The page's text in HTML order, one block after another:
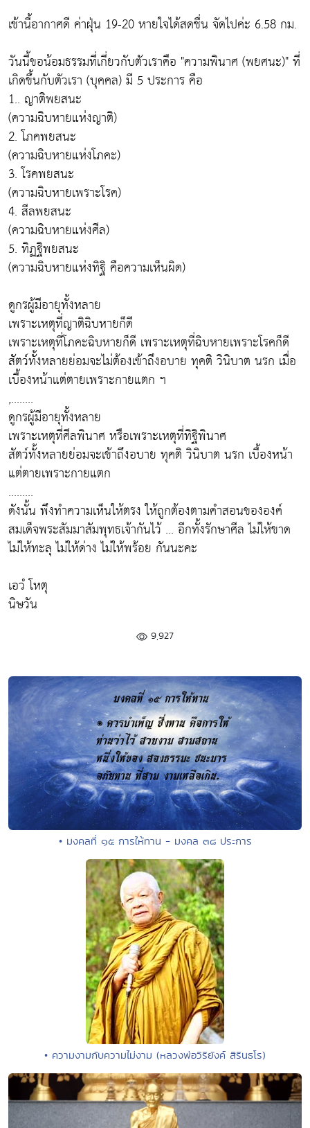
เช้านี้อากาศดี ค่าฝุ่น 19-20 หายใจได้สดชื่น จัดไปค่ะ 6.58 กม.
วันนี้ขอน้อมธรรมที่เกี่ยวกับตัวเราคือ "ความพินาศ (พยศนะ)" ที่
เกิดขึ้นกับตัวเรา (บุคคล) มี 5 ประการ คือ
1.. ญาติพยสนะ
(ความฉิบหายแห่งญาติ)
2. โภคพยสนะ
(ความฉิบหายแห่งโภคะ)
3. โรคพยสนะ
(ความฉิบหายเพราะโรค)
4. สีลพยสนะ
(ความฉิบหายแห่งศีล)
5. ทิฏฐิพยสนะ
(ความฉิบหายแห่งทิฐิ คือความเห็นผิด)
ดูกรผู้มีอายุทั้งหลาย
เพราะเหตุที่ญาติฉิบหายก็ดี
เพราะเหตุที่โภคะฉิบหายก็ดี เพราะเหตุที่ฉิบหายเพราะโรคก็ดี
สัตว์ทั้งหลายย่อมจะไม่ต้องเข้าถึงอบาย ทุคติ วินิบาต นรก เมื่อ
เบื้องหน้าแต่ตายเพราะกายแตก ฯ
,........
ดูกรผู้มีอายุทั้งหลาย
เพราะเหตุที่ศีลพินาศ หรือเพราะเหตุที่ทิฐิพินาศ
สัตว์ทั้งหลายย่อมจะเข้าถึงอบาย ทุคติ วินิบาต นรก เบื้องหน้า
แต่ตายเพราะกายแตก
.........
ดังนั้น พึงทำความเห็นให้ตรง ให้ถูกต้องตามคำสอนขององค์
สมเด็จพระสัมมาสัมพุทธเจ้ากันไว้ ... อีกทั้งรักษาศีล ไม่ให้ขาด
ไม่ให้ทะลุ ไม่ให้ด่าง ไม่ให้พร้อย กันนะคะ
เอวํ โหตุ
นิษวัน
9,927
• มงคลที่ ๑๕ การให้ทาน - มงคล ๓๘ ประการ
• ความงามกับความไม่งาม (หลวงพ่อวิริยังค์ สิรินธโร)